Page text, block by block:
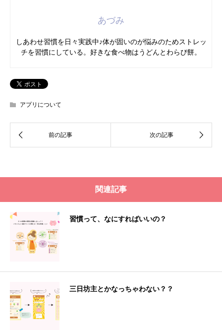
あづみ
しあわせ習慣を日々実践中♪体が固いのが悩みのためストレッ
チを習慣にしている。好きな食べ物はうどんとわらび餅。
アプリについて
関連記事
習慣って、なにすればいいの？
三日坊主とかなっちゃわない？？